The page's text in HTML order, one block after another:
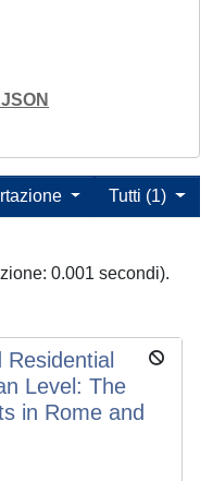
Tutti (1)
0.001 secondi).
Level: The
in Rome and